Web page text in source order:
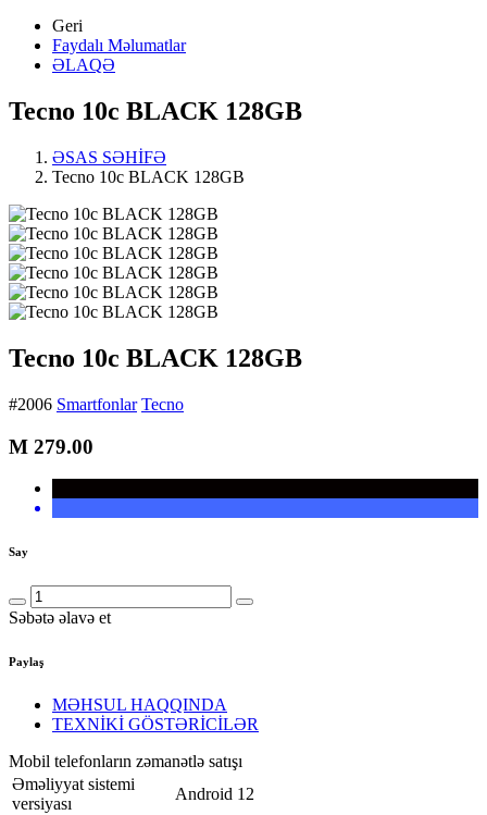
Geri
Faydalı Məlumatlar
ƏLAQƏ
Tecno 10c BLACK 128GB
ƏSAS SƏHİFƏ
Tecno 10c BLACK 128GB
Tecno 10c BLACK 128GB
#2006 Smartfonlar Tecno
M 279.00
Say
Səbətə əlavə et
Paylaş
MƏHSUL HAQQINDA
TEXNİKİ GÖSTƏRİCİLƏR
Mobil telefonların zəmanətlə satışı
Əməliyyat sistemi
versiyası
Android 12